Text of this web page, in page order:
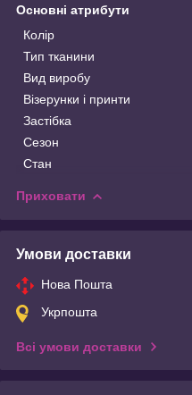
Основні атрибути
Колір
Тип тканини
Вид виробу
Візерунки і принти
Застібка
Сезон
Стан
Приховати
Умови доставки
Нова Пошта
Укрпошта
Всі умови доставки